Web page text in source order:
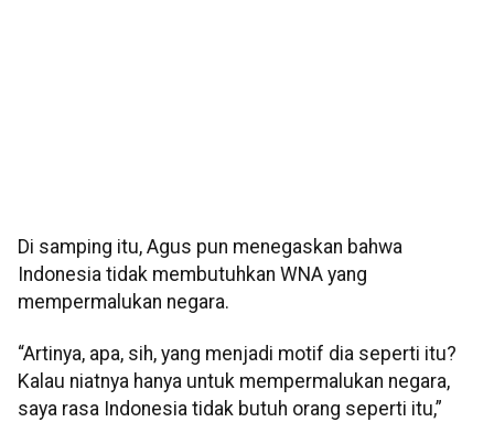
Di samping itu, Agus pun menegaskan bahwa
Indonesia tidak membutuhkan WNA yang
mempermalukan negara.
“Artinya, apa, sih, yang menjadi motif dia seperti itu?
Kalau niatnya hanya untuk mempermalukan negara,
saya rasa Indonesia tidak butuh orang seperti itu,”